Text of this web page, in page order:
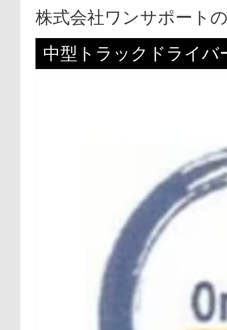
株式会社ワンサポート
中型トラックドライバ